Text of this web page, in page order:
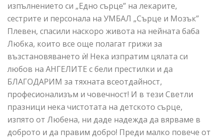
изпълнението си „Едно сърце” на лекарите,
сестрите и персонала на УМБАЛ „Сърце и Мозък”
Плевен, спасили наскоро живота на нейната баба
Любка, които все още полагат грижи за
възстановяването ѝ! Нека изпратим цялата си
любов на АНГЕЛИТЕ с бели престилки и да
БЛАГОДАРИМ за тяхната всеотдайност,
професионализъм и човечност! И в тези Светли
празници нека чистотата на детското сърце,
изпято от Любена, ни даде надежда да вярваме в
доброто и да правим добро! Преди малко повече от